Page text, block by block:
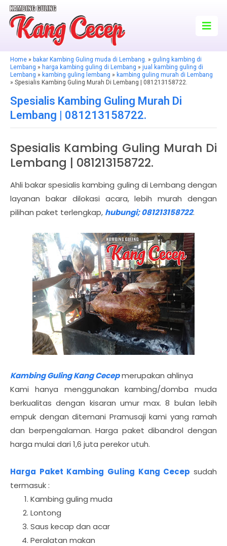
Home » bakar Kambing Guling muda di Lembang. » guling kambing di
Lembang » harga kambing guling di Lembang » jual kambing guling di
Lembang » kambing guling lembang » kambing guling murah di Lembang
» Spesialis Kambing Guling Murah Di Lembang | 081213158722.
Spesialis Kambing Guling Murah Di
Lembang | 081213158722.
Spesialis Kambing Guling Murah Di
Lembang | 081213158722.
Ahli bakar spesialis kambing guling di Lembang dengan
layanan bakar dilokasi acara, lebih murah dengan
pilihan paket terlengkap, hubungi; 081213158722.
Kambing Guling Kang Cecepmerupakan ahlinya
Kami hanya menggunakan kambing/domba muda
berkualitas dengan kisaran umur max. 8 bulan lebih
empuk dengan ditemani Pramusaji kami yang ramah
dan berpengalaman. Harga paket dibandrol dengan
harga mulai dari 1,6 juta perekor utuh.
Harga Paket Kambing Guling Kang Cecep sudah
termasuk :
Kambing guling muda
Lontong
Saus kecap dan acar
Peralatan makan